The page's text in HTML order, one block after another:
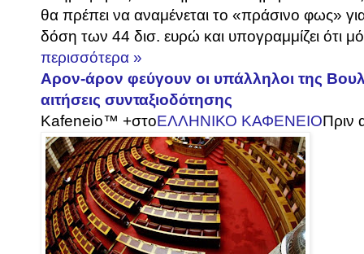
θα πρέπει να αναμένεται το «πράσινο φως»
δόση των 44 δισ. ευρώ και υπογραμμίζει ότι
περισσότερα »
Aρον-άρον φεύγουν οι υπάλληλοι της
αιτήσεις συνταξιοδότησης
Kafeneio™ +στοΕΛΛΗΝΙΚΟ ΚΑΦΕΝΕΙΟΠριν